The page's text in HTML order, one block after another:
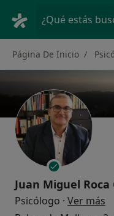
¿Qué estás
Página De Inicio
Juan Miguel
Psicólogo · Ver más